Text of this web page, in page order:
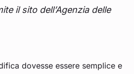
il sito dell’Agenzia delle
dovesse essere semplice e